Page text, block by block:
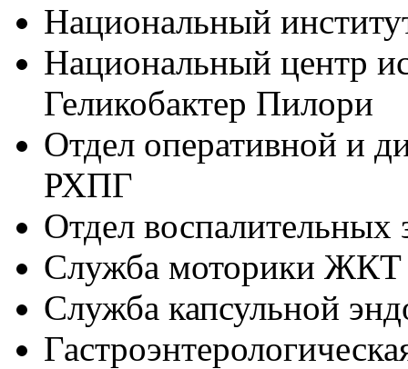
Национальный
Национальный центр
Геликобактер Пилори
Отдел оперативной и
РХПГ
Отдел воспалительных
Служба моторики ЖКТ
Служба капсульной